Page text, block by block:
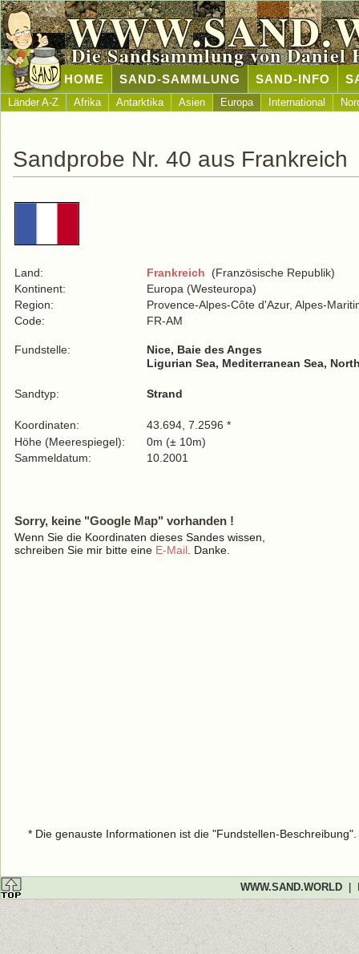
Die Sandsammlung von Daniel
HOME SAND-SAMMLUNG SAND-INFO
Länder A-Z Afrika Antarktika Asien Europa International
Sandprobe Nr. 40 aus Frankreich
Land: Frankreich (Französische Republik)
Kontinent:
Europa (Westeuropa)
Region:
Provence-Alpes-Côte d'Azur, Alpes-
Code:
FR-AM
Fundstelle:
Nice, Baie des Anges
Ligurian Sea, Mediterranean Sea,
Sandtyp: Strand
Koordinaten:
43.694, 7.2596 *
Höhe (Meerespiegel):
0m (± 10m)
Sammeldatum:
10.2001
Sorry, keine "Google Map" vorhanden !
Wenn Sie die Koordinaten dieses Sandes wissen,
schreiben Sie mir bitte eine E-Mail . Danke.
* Die genauste Informationen ist die "Fundstellen-
WWW.SAND.WORLD|